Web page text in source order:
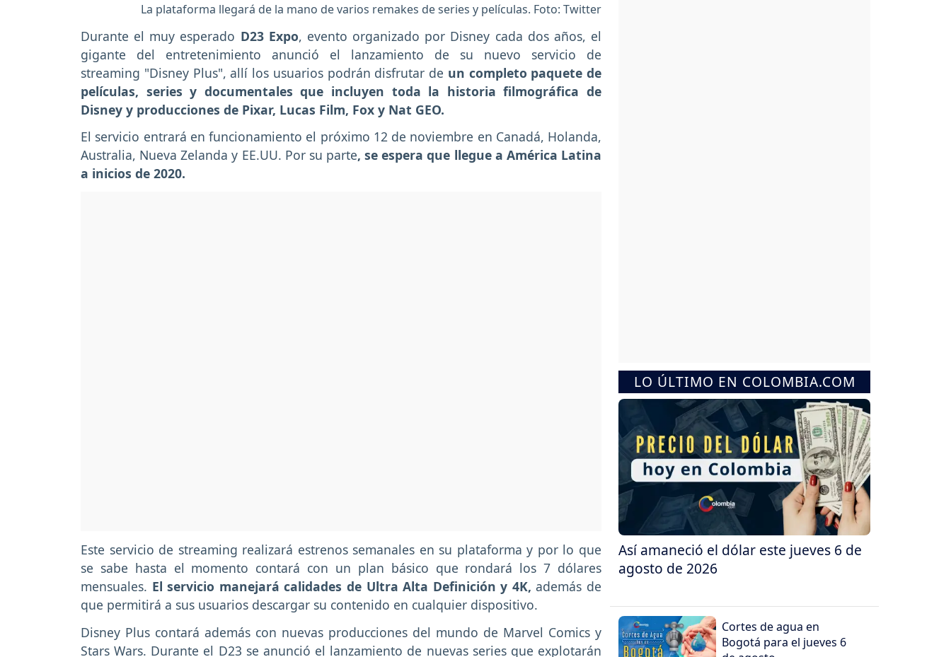
La plataforma llegará de la mano de varios remakes de series y películas. Foto: Twitter
Durante el muy esperado D23 Expo, evento organizado por Disney cada dos años, el
gigante del entretenimiento anunció el lanzamiento de su nuevo servicio de
streaming "Disney Plus", allí los usuarios podrán disfrutar de un completo paquete de
películas, series y documentales que incluyen toda la historia filmográfica de
Disney y producciones de Pixar, Lucas Film, Fox y Nat GEO.
El servicio entrará en funcionamiento el próximo 12 de noviembre en Canadá, Holanda,
Australia, Nueva Zelanda y EE.UU. Por su parte, se espera que llegue a América Latina
a inicios de 2020.
Este servicio de streaming realizará estrenos semanales en su plataforma y por lo que
se sabe hasta el momento contará con un plan básico que rondará los 7 dólares
mensuales. El servicio manejará calidades de Ultra Alta Definición y 4K, además de
que permitirá a sus usuarios descargar su contenido en cualquier dispositivo.
Disney Plus contará además con nuevas producciones del mundo de Marvel Comics y
Stars Wars. Durante el D23 se anunció el lanzamiento de nuevas series que explotarán
LO ÚLTIMO EN COLOMBIA.COM
Así amaneció el dólar este jueves 6 de
agosto de 2026
Cortes de agua en
Bogotá para el jueves 6